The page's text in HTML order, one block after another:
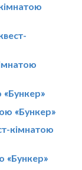
«Бункер»
«Бункер»
кімнатою
«Бункер»